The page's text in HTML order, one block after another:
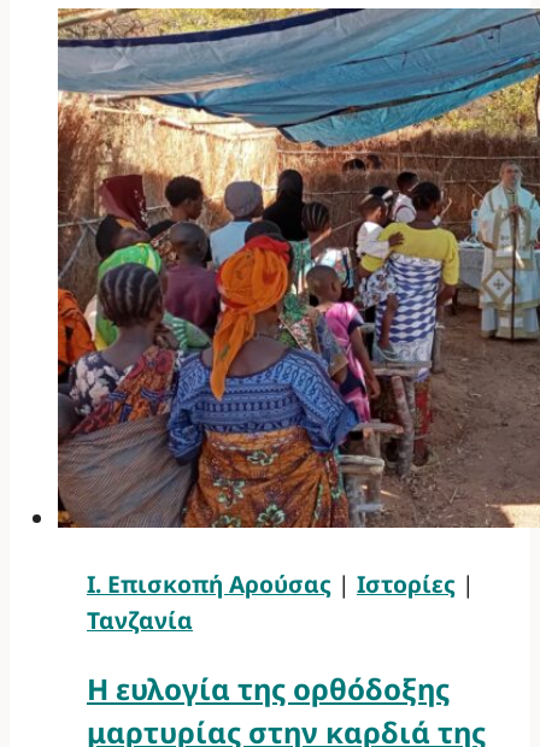
Ι. Επισκοπή Αρούσας | Ιστορίες |
Τανζανία
Η ευλογία της ορθόδοξης
μαρτυρίας στην καρδιά της